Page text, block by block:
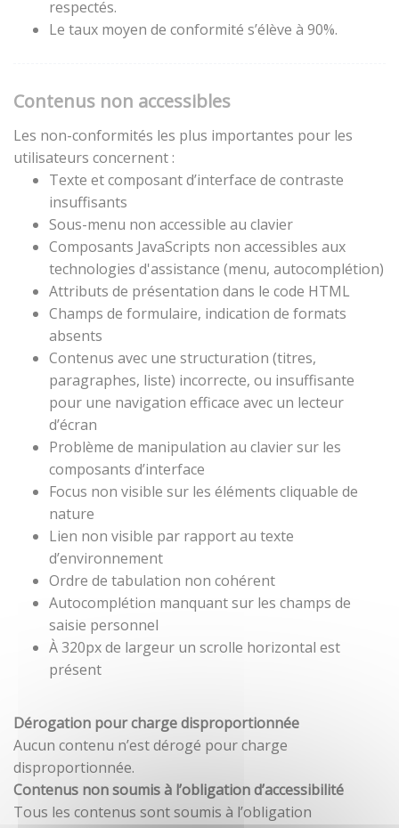
respectés.
Le taux moyen de conformité s’élève à 90%.
Contenus non accessibles
Les non-conformités les plus importantes pour les
utilisateurs concernent :
Texte et composant d’interface de contraste
insuffisants
Sous-menu non accessible au clavier
Composants JavaScripts non accessibles aux
technologies d'assistance (menu, autocomplétion)
Attributs de présentation dans le code HTML
Champs de formulaire, indication de formats
absents
Contenus avec une structuration (titres,
paragraphes, liste) incorrecte, ou insuffisante
pour une navigation efficace avec un lecteur
d’écran
Problème de manipulation au clavier sur les
composants d’interface
Focus non visible sur les éléments cliquable de
nature
Lien non visible par rapport au texte
d’environnement
Ordre de tabulation non cohérent
Autocomplétion manquant sur les champs de
saisie personnel
À 320px de largeur un scrolle horizontal est
présent
Dérogation pour charge disproportionnée
Aucun contenu n’est dérogé pour charge
disproportionnée.
Contenus non soumis à l’obligation d’accessibilité
Tous les contenus sont soumis à l’obligation